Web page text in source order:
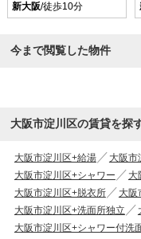
新大阪/徒歩10分
今まで閲覧した物件
大阪市淀川区の賃貸を探
大阪市淀川区+給湯
大阪市
大阪市淀川区+シャワー
大
大阪市淀川区+脱衣所
大阪
大阪市淀川区+洗面所独立
大阪市淀川区+シャワー付洗